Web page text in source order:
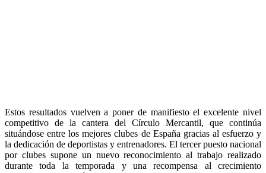
Estos resultados vuelven a poner de manifiesto el excelente nivel
competitivo de la cantera del Círculo Mercantil, que continúa
situándose entre los mejores clubes de España gracias al esfuerzo y
la dedicación de deportistas y entrenadores. El tercer puesto nacional
por clubes supone un nuevo reconocimiento al trabajo realizado
durante toda la temporada y una recompensa al crecimiento